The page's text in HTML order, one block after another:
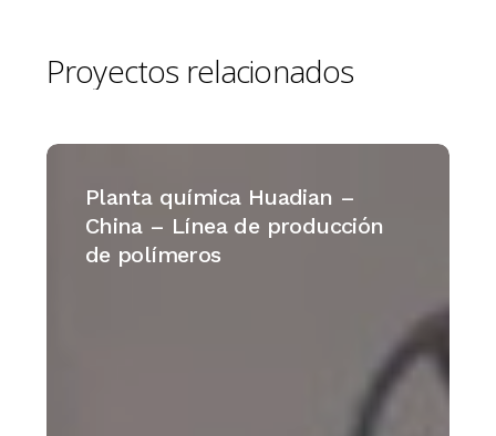
Proyectos relacionados
Planta
química
Huadian
Planta química Huadian –
China – Línea de producción
de polímeros